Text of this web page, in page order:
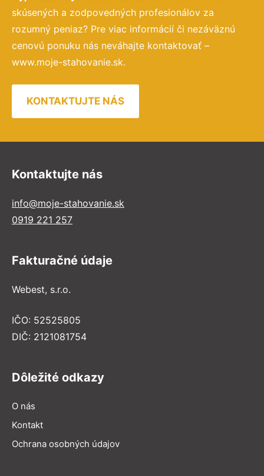
skúsených a zodpovedných profesionálov za
rozumný peniaz? Pre viac informácií či nezáväznú
cenovú ponuku nás neváhajte kontaktovať –
www.moje-stahovanie.sk.
KONTAKTUJTE NÁS
Kontaktujte nás
info@moje-stahovanie.sk
0919 221 257
Fakturačné údaje
Webest, s.r.o.
IČO: 52525805
DIČ: 2121081754
Dôležité odkazy
O nás
Kontakt
Ochrana osobných údajov